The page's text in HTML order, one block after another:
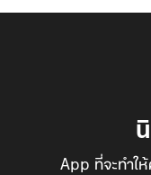
App ที่จะทำใ